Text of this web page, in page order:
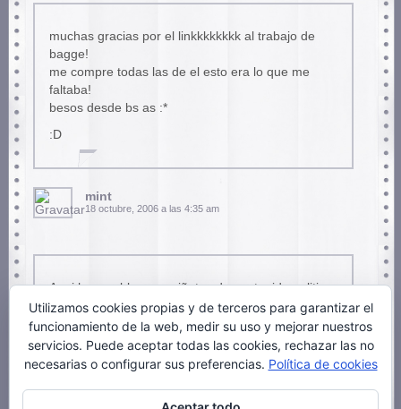
muchas gracias por el linkkkkkkkk al trabajo de
bagge!
me compre todas las de el esto era lo que me
faltaba!
besos desde bs as :*
:D
mint
18 octubre, 2006 a las 4:35 am
Aqui hay un blog con viñetas de contenido politico
y localista.
A ver que os parecen:
https://7sponja.blogspot.com
Utilizamos cookies propias y de terceros para garantizar el
funcionamiento de la web, medir su uso y mejorar nuestros
servicios. Puede aceptar todas las cookies, rechazar las no
necesarias o configurar sus preferencias. Política de cookies